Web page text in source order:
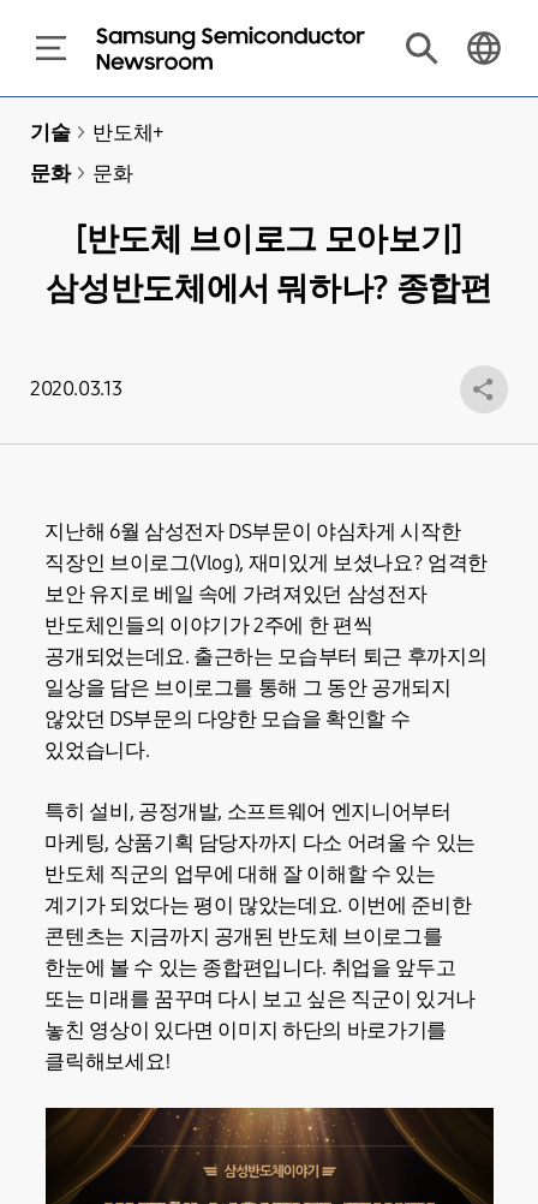
기술 > 반도체+
문화 > 문화
[반도체 브이로그 모아보기]
삼성반도체에서 뭐하나? 종합편
2020.03.13
지난해 6월 삼성전자 DS부문이 야심차게 시작한
직장인 브이로그(Vlog), 재미있게 보셨나요? 엄격한
보안 유지로 베일 속에 가려져있던 삼성전자
반도체인들의 이야기가 2주에 한 편씩
공개되었는데요. 출근하는 모습부터 퇴근 후까지의
일상을 담은 브이로그를 통해 그 동안 공개되지
않았던 DS부문의 다양한 모습을 확인할 수
있었습니다.
특히 설비, 공정개발, 소프트웨어 엔지니어부터
마케팅, 상품기획 담당자까지 다소 어려울 수 있는
반도체 직군의 업무에 대해 잘 이해할 수 있는
계기가 되었다는 평이 많았는데요. 이번에 준비한
콘텐츠는 지금까지 공개된 반도체 브이로그를
한눈에 볼 수 있는 종합편입니다. 취업을 앞두고
또는 미래를 꿈꾸며 다시 보고 싶은 직군이 있거나
놓친 영상이 있다면 이미지 하단의 바로가기를
클릭해보세요!